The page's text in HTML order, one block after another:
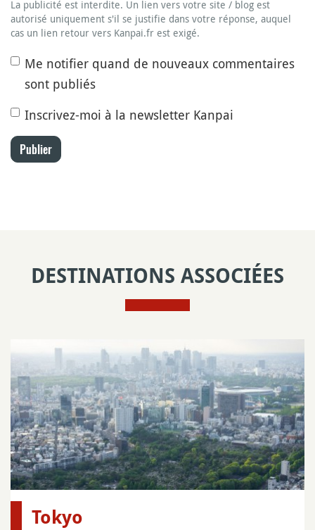
La publicité est interdite. Un lien vers votre site / blog est
autorisé uniquement s'il se justifie dans votre réponse, auquel
cas un lien retour vers Kanpai.fr est exigé.
Me notifier quand de nouveaux commentaires
sont publiés
Inscrivez-moi à la newsletter Kanpai
Publier
DESTINATIONS ASSOCIÉES
Tokyo